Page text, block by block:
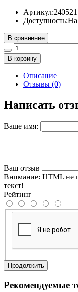
Артикул:240521
Доступность:На
В сравнение
В корзину
Описание
Отзывы (0)
Написать
Ваше имя:
Ваш отзыв
Внимание: HTML не
текст!
Рейтинг
Продолжить
Рекомендуемые